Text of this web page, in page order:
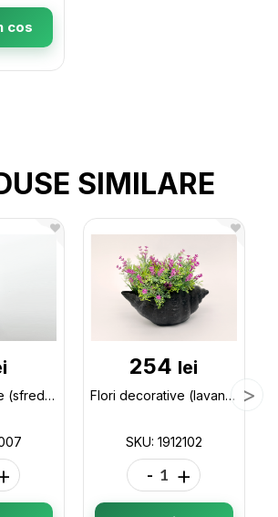
cos
SIMILARE
Flori decorative (sfredelus) 1311007
254 lei
Flori decorative (lavanda scoica) 1912102
SKU: 1912102
- +